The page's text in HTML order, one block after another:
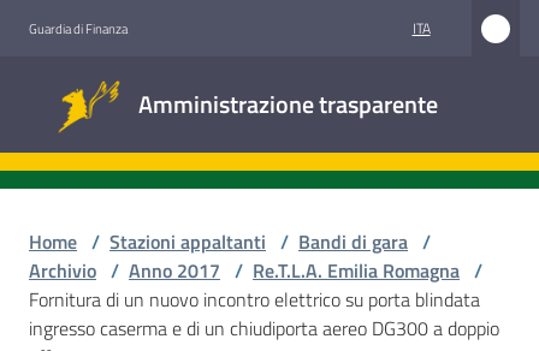
Guardia di Finanza ITA
Amministrazione trasparente
trasparente
Accesso
Home / Stazioni appaltanti / Bandi di gara /
Archivio / Anno 2017 / Re.T.L.A. Emilia Romagna /
Fornitura di un nuovo incontro elettrico su porta blindata
ingresso caserma e di un chiudiporta aereo DG300 a doppio